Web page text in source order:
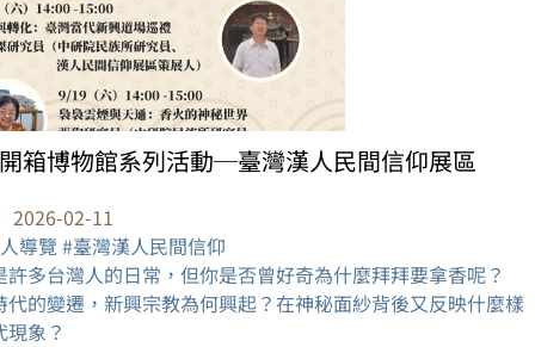
箱博物館系列活動─臺灣漢人民間信仰展區
2026-02-11
導覽 #臺灣漢人民間信仰
許多台灣人的日常，但你是否曾好奇為什麼拜拜要拿香呢？
代的變遷，新興宗教為何興起？在神秘面紗背後又反映什麼樣
現象？